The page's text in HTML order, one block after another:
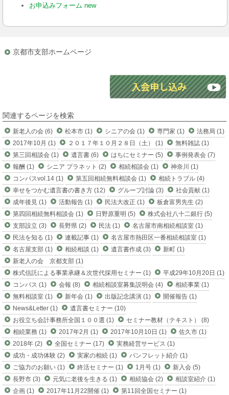
お申込みフォーム new
京都市支部ホームページ
関連するページを検索
新老人の会 (6) 松本市 (1) シニアの会 (1) 専門家 (1)
法務局 (1)
2017年10月 (1)
２０１７年１０月２８日（土） (1)
無料雑誌 (1)
第三回相談会 (1)
遺言書 (6) はちにセミナー (5)
事例発表会 (7)
報酬 (1)
シニア プラネット (2) 相続相談会 (1)
神奈川 (1)
コンパスvol.14 (1)
第五回相続無料相談会 (1)
相続トラブル (4)
幸せをつかむ遺言書の書き方 (12)
グループ討論 (3)
社会貢献 (1)
成年後見 (1)
活動報告 (1) 民法大改正 (1)
板倉富男先生 (2)
第四回相続無料相談会 (1)
日野原重明 (5)
株式会社八十二銀行 (5)
支部設立 (3)
長野県 (2) 民法 (1)
名古屋市南相続相談室 (1)
民法を知る (1)
連載記事 (1)
名古屋市熱田区一番相続相談室 (1)
名古屋支部 (1)
相続相談 (1) 遺言書作成 (3)
新町 (1)
新老人の会 京都支部 (1)
株式信託による事業承継＆次世代採用セミナー (1)
平成29年10月20日 (1)
コンパス (1)
会報 (8) 相続相談室募集説明会 (4)
相続事業 (1)
無料相談室 (1)
新年会 (1) 出版記念講演 (1)
開催報告 (1)
News&Letter (1)
遺言書セミナー (10)
お役立ち会計事務所全国１００選 (1)
セミナー教材（テキスト） (8)
相続業務 (1)
2017年2月 (1) 2017年10月10日 (1)
佐久市 (1)
2018年 (2)
全国セミナー (17)
実務経営サービス (1)
成功・成功体験 (2)
実家の相続 (1)
パンフレット紹介 (1)
ご協力のお願い (1)
終活セミナー (1) 1月号 (1)
新入会 (5)
長野市 (3)
元気に老後を生きる (1) 相続協会 (2)
相談室紹介 (1)
企画 (1)
2017年11月22開催 (1)
第11回全国セミナー (1)